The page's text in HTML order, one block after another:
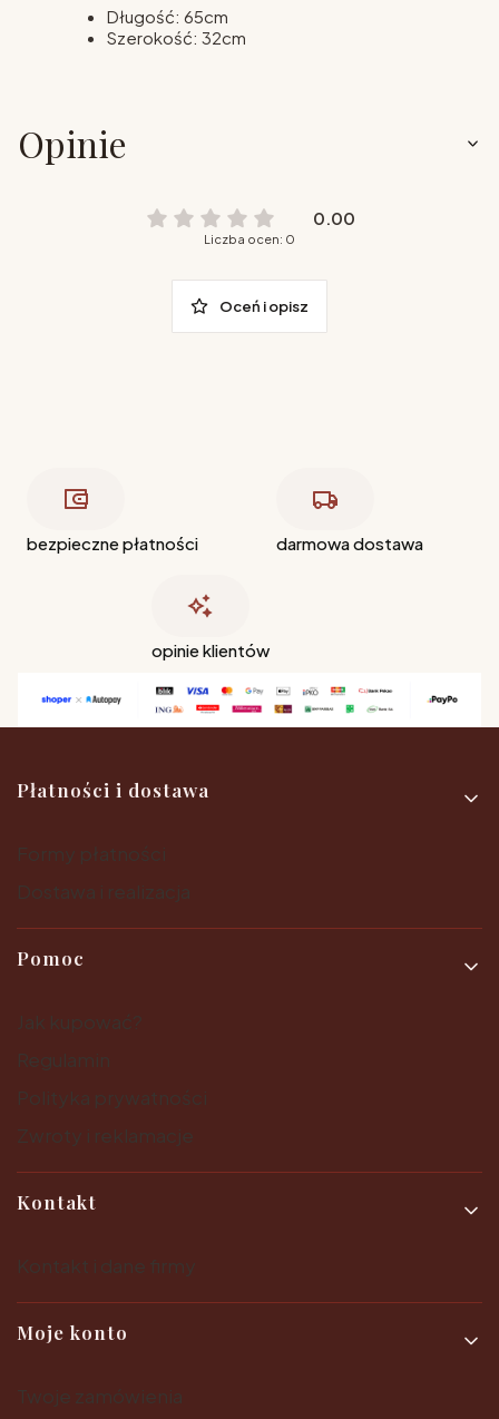
Długość: 65cm
Szerokość: 32cm
Opinie
0.00
Liczba ocen: 0
Oceń i opisz
bezpieczne płatności darmowa dostawa
opinie klientów
Linki w stopce
Płatności i dostawa
Pomoc
Kontakt
Moje konto